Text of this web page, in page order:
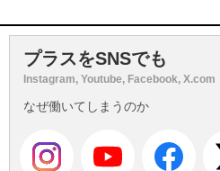
プラスをSNSでも
Instagram, Youtube, Facebook, X.com
なぜ働いてしまうのか